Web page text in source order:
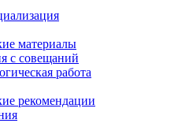
материалы
с совещаний
работа
рекомендации